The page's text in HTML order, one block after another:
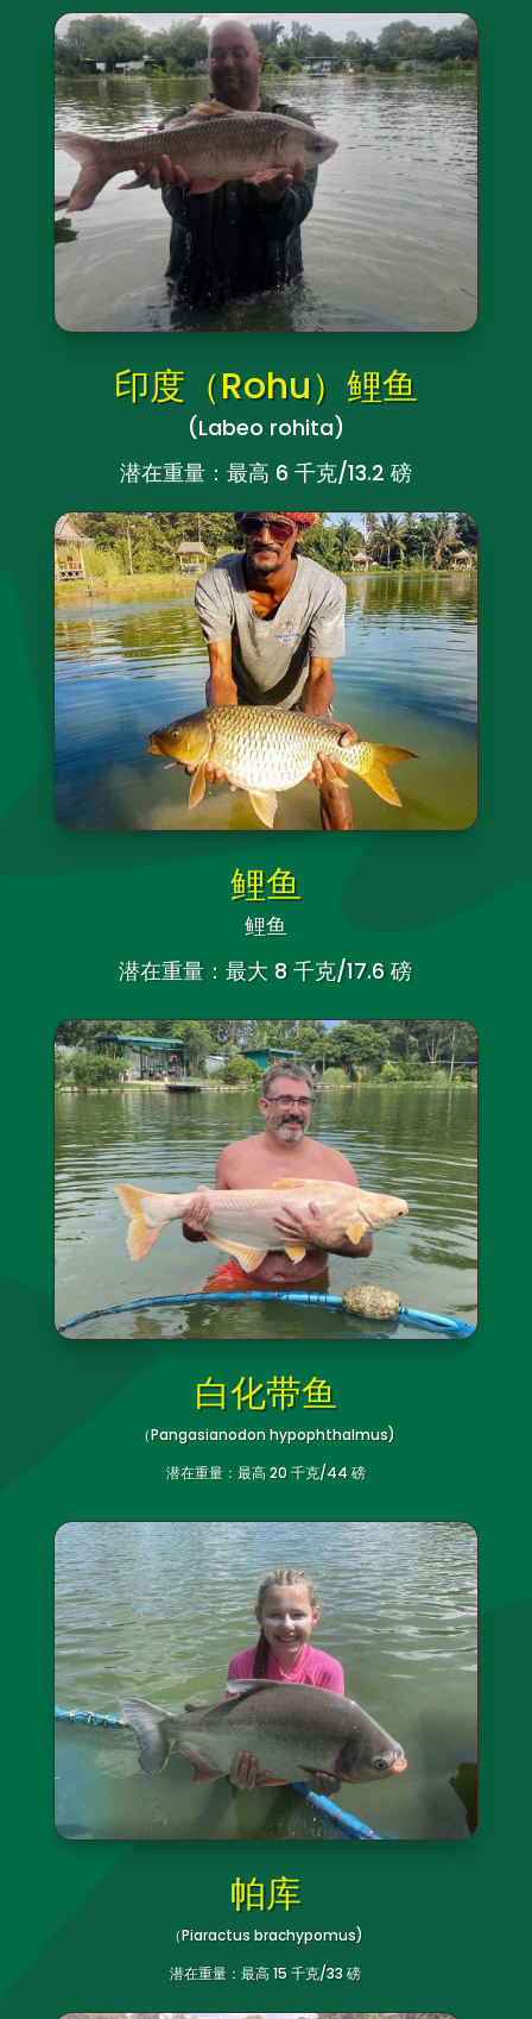
印度（Rohu）鲤鱼
(Labeo rohita)
潜在重量：最高 6 千克/13.2 磅
鲤鱼
鲤鱼
潜在重量：最大 8 千克/17.6 磅
白化带鱼
（Pangasianodon hypophthalmus)
潜在重量：最高 20 千克/44 磅
帕库
（Piaractus brachypomus)
潜在重量：最高 15 千克/33 磅